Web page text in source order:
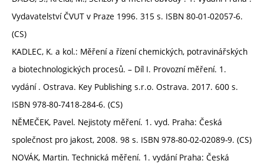
Vydavatelství ČVUT v Praze 1996. 315 s. ISBN 80-01-02057-6.
(CS)
KADLEC, K. a kol.: Měření a řízení chemických, potravinářských
a biotechnologických procesů. – Díl I. Provozní měření. 1.
vydání . Ostrava. Key Publishing s.r.o. Ostrava. 2017. 600 s.
ISBN 978-80-7418-284-6. (CS)
NĚMEČEK, Pavel. Nejistoty měření. 1. vyd. Praha: Česká
společnost pro jakost, 2008. 98 s. ISBN 978-80-02-02089-9. (CS)
NOVÁK, Martin. Technická měření. 1. vydání Praha: Česká